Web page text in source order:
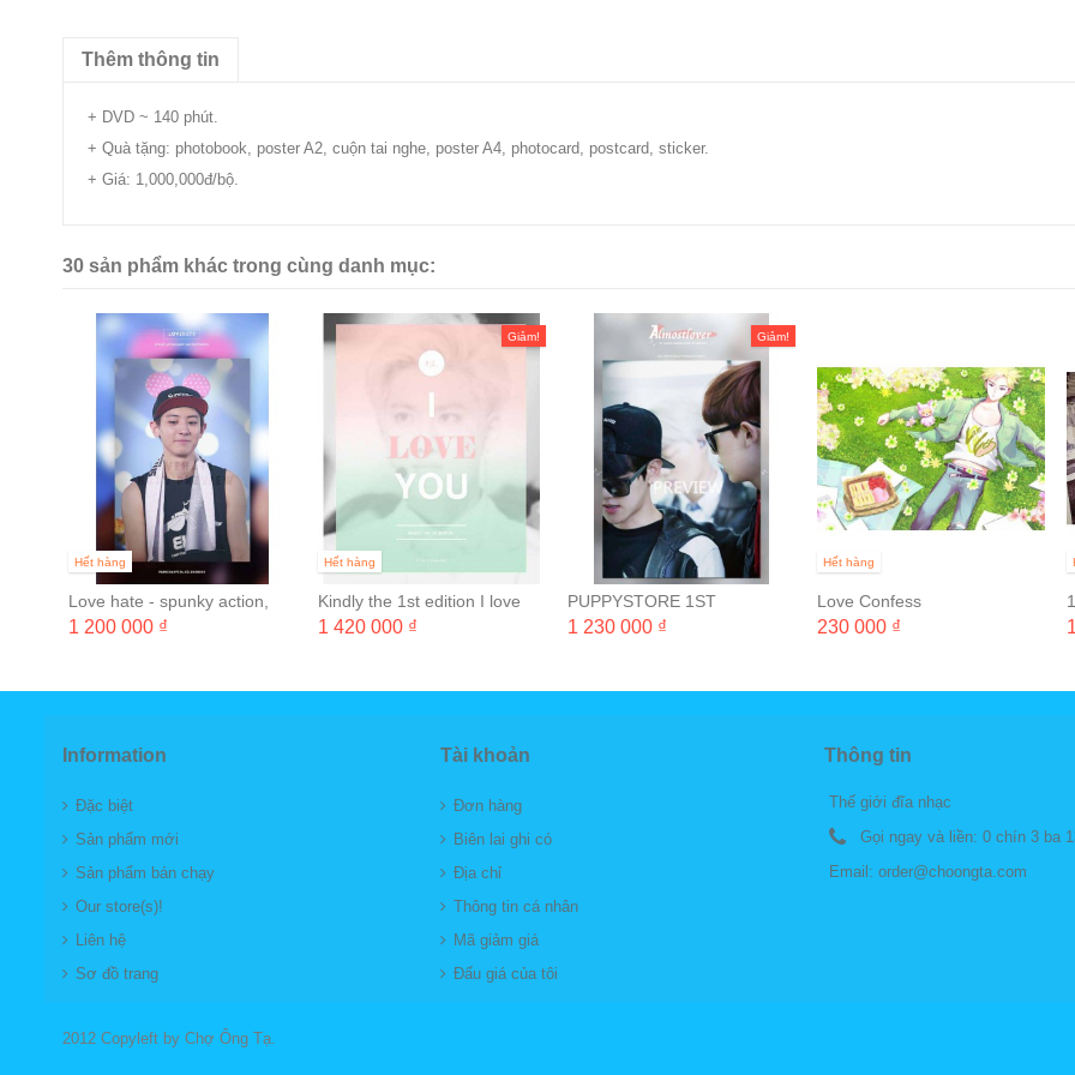
Thêm thông tin
+ DVD ~ 140 phút.
+ Quà tặng: photobook, poster A2, cuộn tai nghe, poster A4, photocard, postcard, sticker.
+ Giá: 1,000,000đ/bộ.
30 sản phẩm khác trong cùng danh mục:
Hết hàng
Love hate - spunky action,
baby!
1 200 000 ₫
Giảm!
Hết hàng
Kindly the 1st edition I love
you
1 420 000 ₫
Giảm!
PUPPYSTORE 1ST
PHOTOBOOK 'ALMOST
1 230 000 ₫
Hết hàng
Love Confess
230 000 ₫
Information
Đặc biệt
Sản phẩm mới
Sản phẩm bán chạy
Our store(s)!
Liên hệ
Sơ đồ trang
Tài khoản
Đơn hàng
Biên lai ghi có
Địa chỉ
Thông tin cá nhân
Mã giảm giá
Đấu giá của tôi
Thông tin
Thế giới đĩa nhạc
Gọi ngay và liền: 0 chín 3 ba
Email: order@choongta.com
2012 Copyleft by Chợ Ông Tạ.